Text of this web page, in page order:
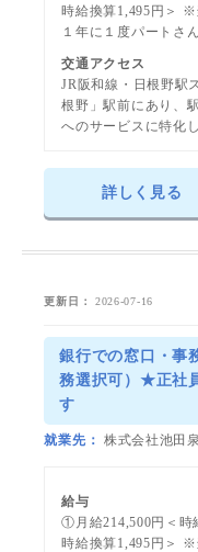
時給換算1,495円＞
１年に１度パートさ
交通アクセス
JR阪和線・日根野駅
根野」駅前にあり、
へのサービスに特化
詳しく見る
更新日 2026-07-16
銀行での窓口・事
務選択可）★正社
す
就業先 株式会社池田
給与
①月給214,500円＜時
時給換算1,495円＞